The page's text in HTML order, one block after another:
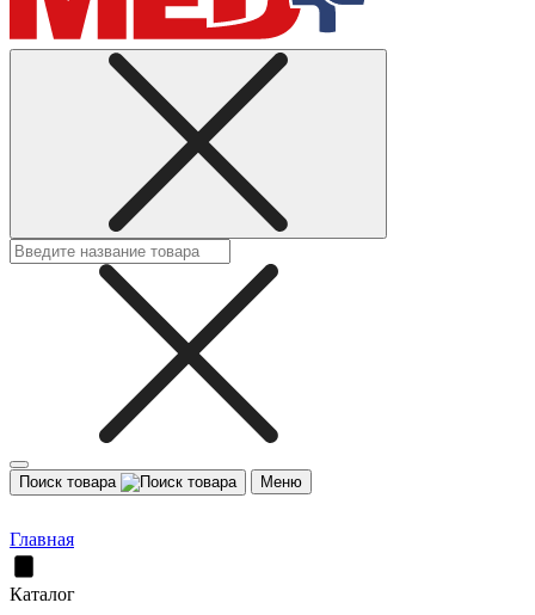
Поиск товара Меню
Главная
Каталог